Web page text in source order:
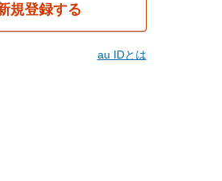
規登録する
au IDとは